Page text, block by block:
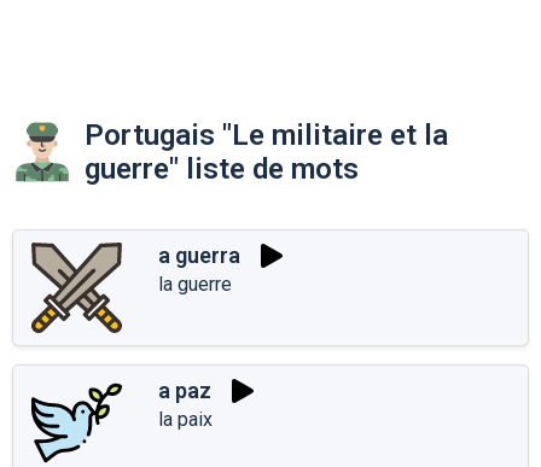
Portugais "Le militaire et la
guerre" liste de mots
a guerra
la guerre
a paz
la paix